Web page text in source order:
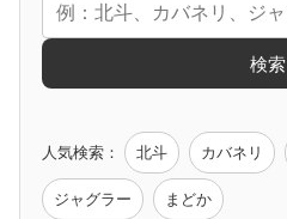
エヴァ コードギアス 化物語
モンハン バイオ ペルソナ
検索
人気検索： 北斗 カバネリ
ジャグラー まどか